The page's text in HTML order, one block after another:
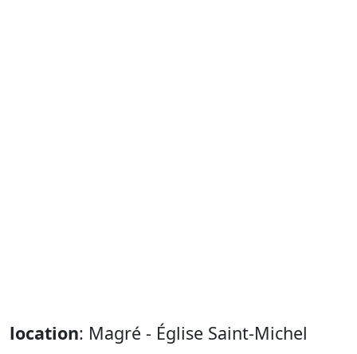
location: Magré - Église Saint-Michel